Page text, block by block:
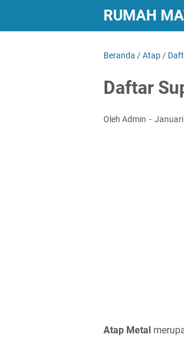
RUMAH
Beranda /Atap /
Daftar
Oleh Admin
Atap Metal